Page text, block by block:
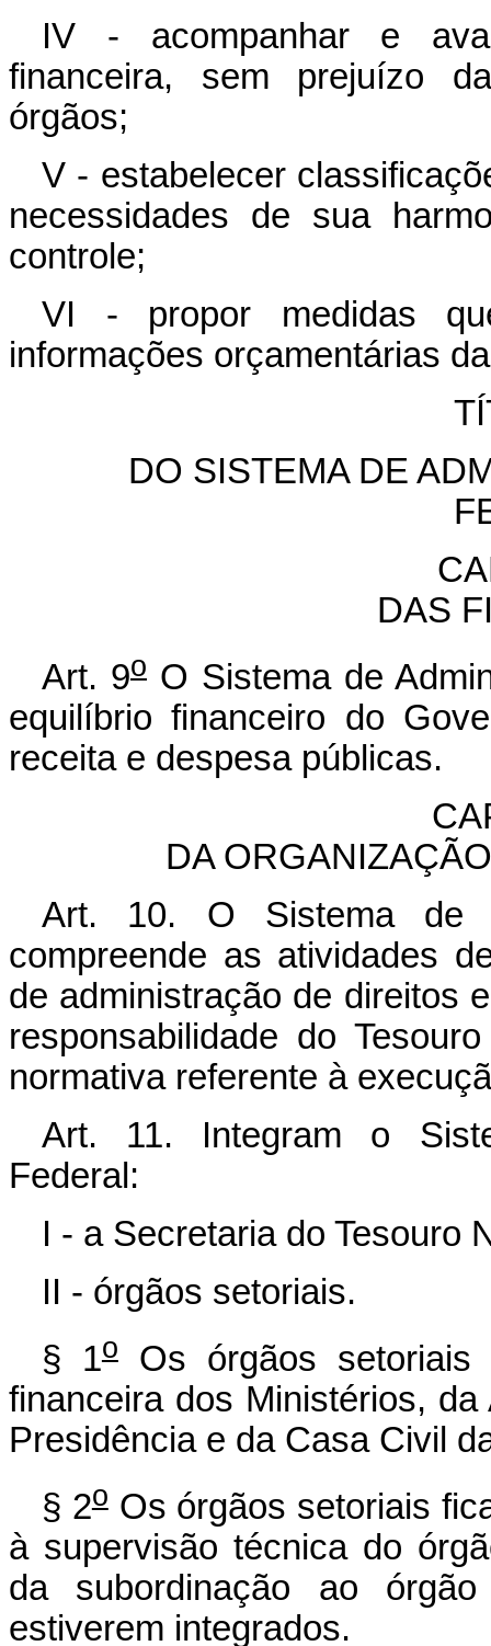
IV - acompanhar e
financeira, sem prejuízo
órgãos;
V - estabelecer
necessidades de sua
controle;
VI - propor medidas
informações orçamentárias
DO SISTEMA DE
DAS
Art. 9o O Sistema de
equilíbrio financeiro do
receita e despesa públicas.
DA
Art. 10. O Sistema de
compreende as atividades
de administração de direitos
responsabilidade do
normativa referente à
Art. 11. Integram o
Federal:
I - a Secretaria do Tesouro
II - órgãos setoriais.
§ 1oOs órgãos setoriais
financeira dos Ministérios,
Presidência e da Casa Civil
§ 2oOs órgãos setoriais
à supervisão técnica do
da subordinação ao
estiverem integrados.